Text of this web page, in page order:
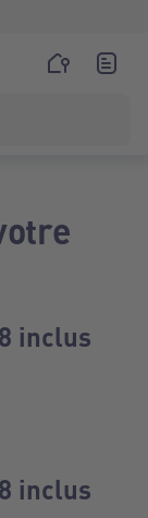
inclus
inclus